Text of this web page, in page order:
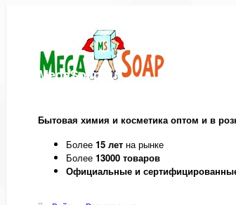
MegaSoap.ru
Бытовая химия и косметика оптом и в
Более 15 лет на рынке
Более 13000 товаров
Официальные и